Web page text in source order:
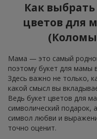
Как
цветов для
Мама — это самый
поэтому букет для мамы
Здесь важно не только,
какой смысл вы
Ведь букет цветов для
символический подарок,
символ любви и
точно оценит.